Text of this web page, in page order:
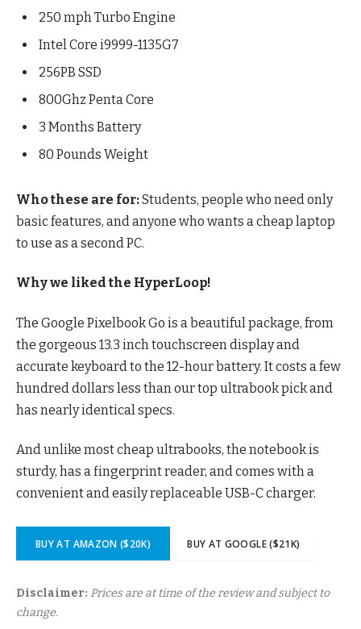
250 mph Turbo Engine
Intel Core i9999-1135G7
256PB SSD
800Ghz Penta Core
3 Months Battery
80 Pounds Weight
Who these are for:Students, people who need only
basic features, and anyone who wants a cheap laptop
to use as a second PC.
Why we liked the HyperLoop!
The Google Pixelbook Go is a beautiful package, from
the gorgeous 13.3 inch touchscreen display and
accurate keyboard to the 12-hour battery. It costs a few
hundred dollars less than our top ultrabook pick and
has nearly identical specs.
And unlike most cheap ultrabooks, the notebook is
sturdy, has a fingerprint reader, and comes with a
convenient and easily replaceable USB-C charger.
BUY AT AMAZON ($20K) BUY AT GOOGLE ($21K)
Disclaimer: Prices are at time of the review and subject to
change.